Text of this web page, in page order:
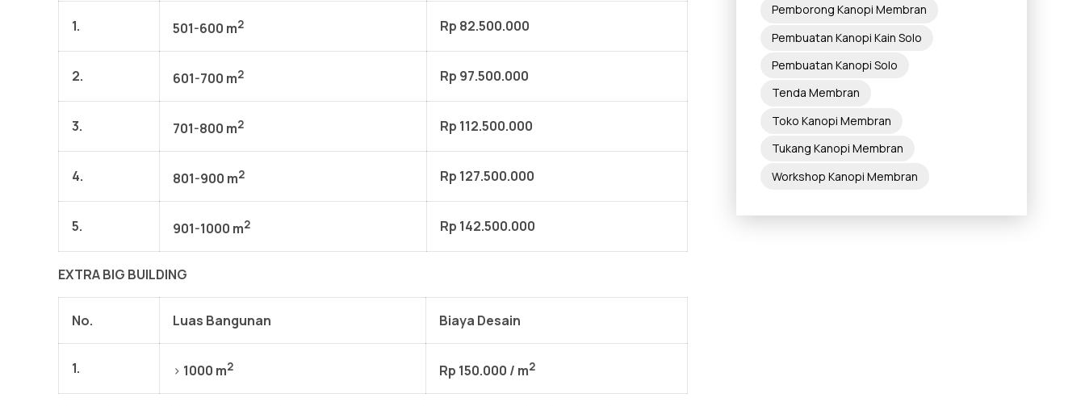
1. 501-600 m2 Rp 82.500.000
2. 601-700 m2 Rp 97.500.000
3. 701-800 m2 Rp 112.500.000
4. 801-900 m2 Rp 127.500.000
5. 901-1000 m2 Rp 142.500.000
EXTRA BIG BUILDING
No. Luas Bangunan Biaya Desain
1. > 1000 m2 Rp 150.000 / m2
Pemborong Kanopi Membran
Pembuatan Kanopi Kain Solo
Pembuatan Kanopi Solo
Tenda Membran
Toko Kanopi Membran
Tukang Kanopi Membran
Workshop Kanopi Membran